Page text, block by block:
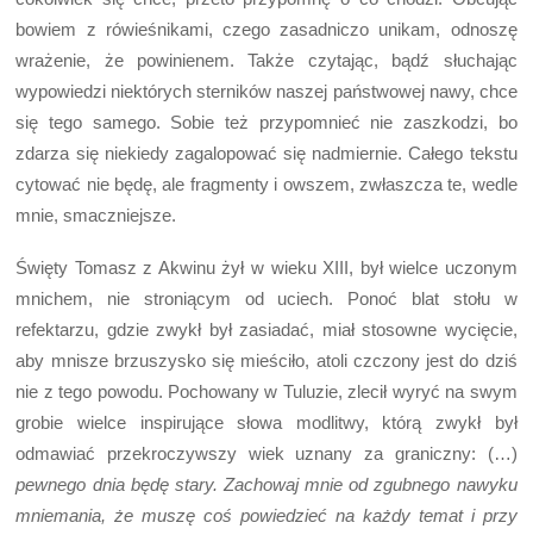
bowiem z rówieśnikami, czego zasadniczo unikam, odnoszę
wrażenie, że powinienem. Także czytając, bądź słuchając
wypowiedzi niektórych sterników naszej państwowej nawy, chce
się tego samego. Sobie też przypomnieć nie zaszkodzi, bo
zdarza się niekiedy zagalopować się nadmiernie. Całego tekstu
cytować nie będę, ale fragmenty i owszem, zwłaszcza te, wedle
mnie, smaczniejsze.
Święty Tomasz z Akwinu żył w wieku XIII, był wielce uczonym
mnichem, nie stroniącym od uciech. Ponoć blat stołu w
refektarzu, gdzie zwykł był zasiadać, miał stosowne wycięcie,
aby mnisze brzuszysko się mieściło, atoli czczony jest do dziś
nie z tego powodu. Pochowany w Tuluzie, zlecił wyryć na swym
grobie wielce inspirujące słowa modlitwy, którą zwykł był
odmawiać przekroczywszy wiek uznany za graniczny: (…)
pewnego dnia będę stary. Zachowaj mnie od zgubnego nawyku
mniemania, że muszę coś powiedzieć na każdy temat i przy